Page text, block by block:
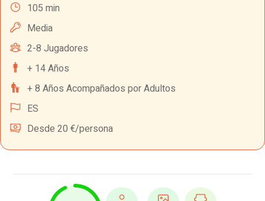
105 min
Media
2-8 Jugadores
+ 14 Años
+ 8 Años Acompañados por Adultos
ES
Desde 20 €/persona